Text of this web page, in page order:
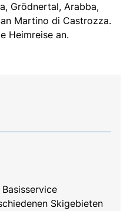
Grödnertal, Arabba,
Martino di Castrozza.
Heimreise an.
Skigebieten